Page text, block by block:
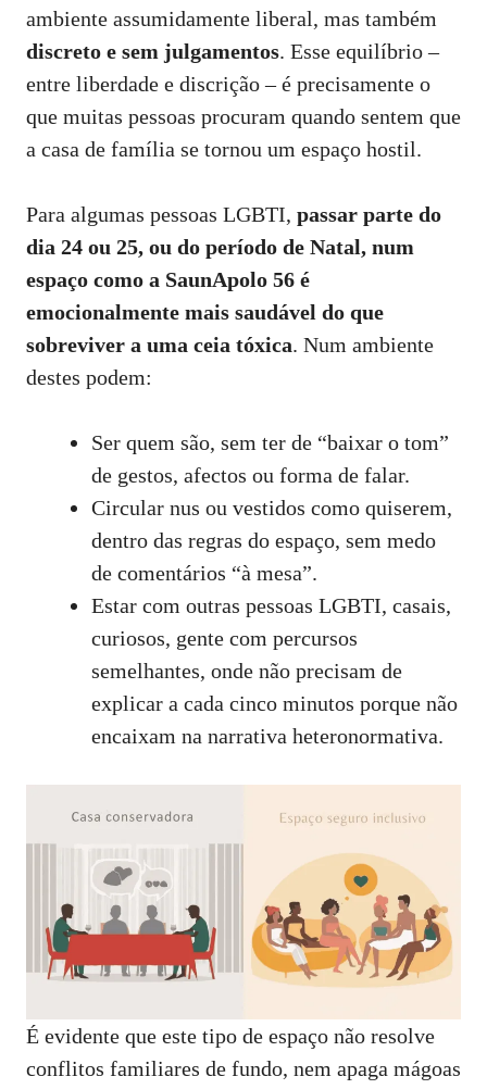
ambiente assumidamente liberal, mas também
discreto e sem julgamentos. Esse equilíbrio –
entre liberdade e discrição – é precisamente o
que muitas pessoas procuram quando sentem que
a casa de família se tornou um espaço hostil.
Para algumas pessoas LGBTI, passar parte do
dia 24 ou 25, ou do período de Natal, num
espaço como a SaunApolo 56 é
emocionalmente mais saudável do que
sobreviver a uma ceia tóxica. Num ambiente
destes podem:
Ser quem são, sem ter de “baixar o tom”
de gestos, afectos ou forma de falar.
Circular nus ou vestidos como quiserem,
dentro das regras do espaço, sem medo
de comentários “à mesa”.
Estar com outras pessoas LGBTI, casais,
curiosos, gente com percursos
semelhantes, onde não precisam de
explicar a cada cinco minutos porque não
encaixam na narrativa heteronormativa.
É evidente que este tipo de espaço não resolve
conflitos familiares de fundo, nem apaga mágoas